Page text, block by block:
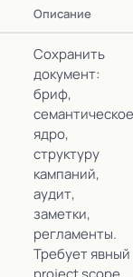
Описание
Сохранить
документ:
бриф,
семантическое
ядро,
структуру
кампаний,
аудит,
заметки,
регламенты.
Требует явный